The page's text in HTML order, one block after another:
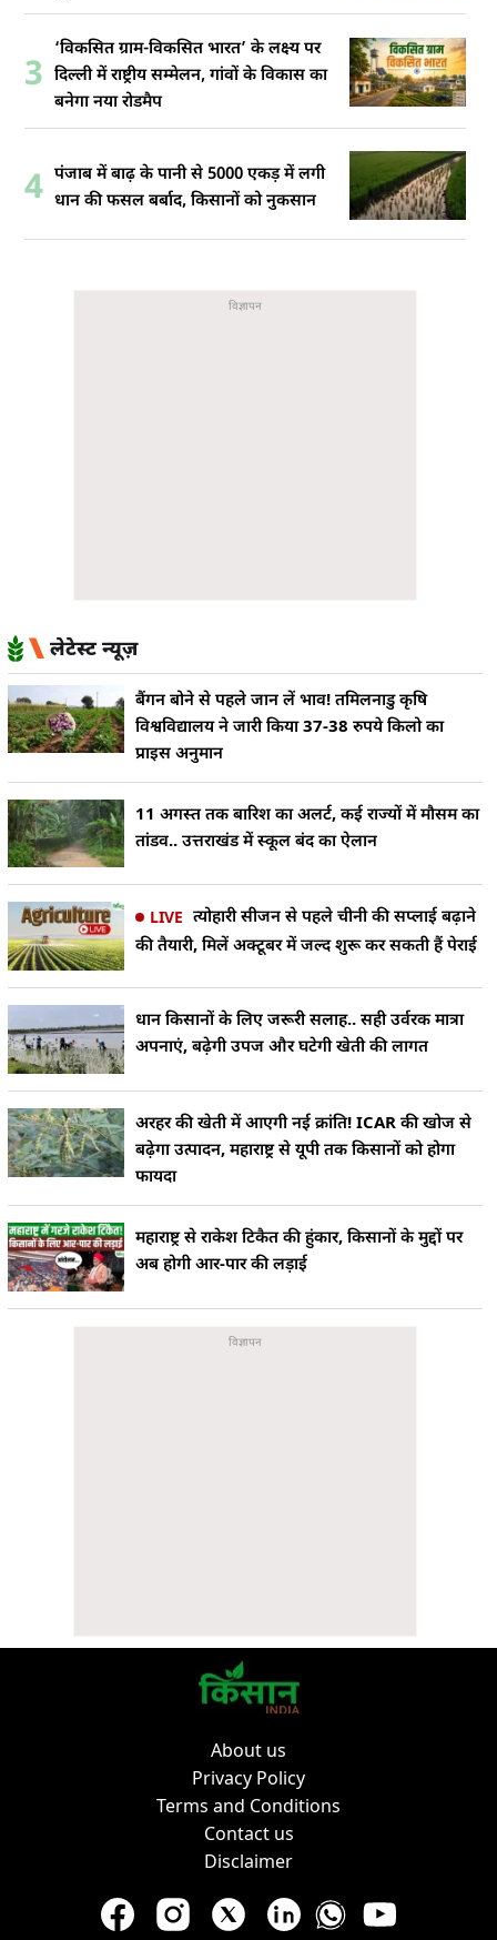
3
‘विकसित ग्राम-विकसित भारत’ के लक्ष्य पर
दिल्ली में राष्ट्रीय सम्मेलन, गांवों के विकास का
बनेगा नया रोडमैप
4 पंजाब में बाढ़ के पानी से 5000 एकड़ में लगी
धान की फसल बर्बाद, किसानों को नुकसान
लेटेस्ट न्यूज़
बैंगन बोने से पहले जान लें भाव! तमिलनाडु कृषि
विश्वविद्यालय ने जारी किया 37-38 रुपये किलो का
प्राइस अनुमान
11 अगस्त तक बारिश का अलर्ट, कई राज्यों में मौसम का
तांडव.. उत्तराखंड में स्कूल बंद का ऐलान
LIVE त्योहारी सीजन से पहले चीनी की सप्लाई बढ़ाने
की तैयारी, मिलें अक्टूबर में जल्द शुरू कर सकती हैं पेराई
धान किसानों के लिए जरूरी सलाह.. सही उर्वरक मात्रा
अपनाएं, बढ़ेगी उपज और घटेगी खेती की लागत
अरहर की खेती में आएगी नई क्रांति! ICAR की खोज से
बढ़ेगा उत्पादन, महाराष्ट्र से यूपी तक किसानों को होगा
फायदा
महाराष्ट्र से राकेश टिकैत की हुंकार, किसानों के मुद्दों पर
अब होगी आर-पार की लड़ाई
About us
Privacy Policy
Terms and Conditions
Contact us
Disclaimer